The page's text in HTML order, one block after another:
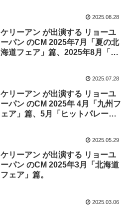
2025.08.28
ケリーアン が出演する リョーユ
ーパン のCM 2025年7月「夏の北
海道フェア」篇、2025年8月「リ
2025.07.28
ケリーアン が出演する リョーユ
ーパン のCM 2025年 4月「九州フ
ェア」篇、5月「ヒットパレード
2025.05.29
ケリーアン が出演する リョーユ
ーパン のCM 2025年3月「北海道
フェア」篇。
2025.03.06